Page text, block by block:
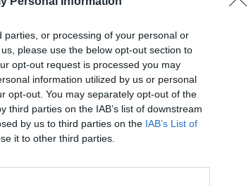
or processing of your personal or
please use the below opt-out section to
opt-out request is processed you may
information utilized by us or personal
opt-out. You may separately opt-out of the
parties on the IAB’s list of downstream
by us to third parties on the IAB’s List of
it to other third parties.
Google